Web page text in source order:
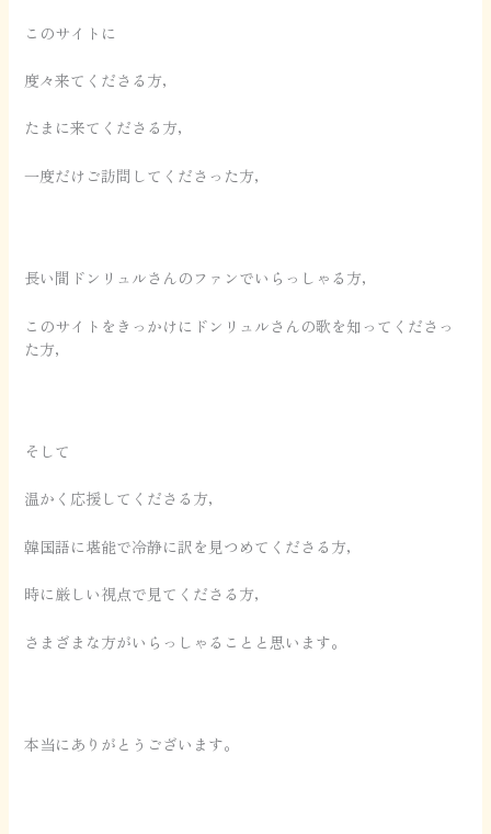
このサイトに
度々来てくださる方，
たまに来てくださる方，
一度だけご訪問してくださった方，
長い間ドンリュルさんのファンでいらっしゃる方，
このサイトをきっかけにドンリュルさんの歌を知ってくださっ
た方，
そして
温かく応援してくださる方，
韓国語に堪能で冷静に訳を見つめてくださる方，
時に厳しい視点で見てくださる方，
さまざまな方がいらっしゃることと思います。
本当にありがとうございます。